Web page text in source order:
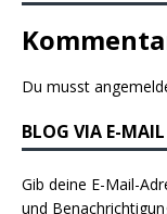
Du musst
BLOG VIA E-
Gib deine E-Mail-
und